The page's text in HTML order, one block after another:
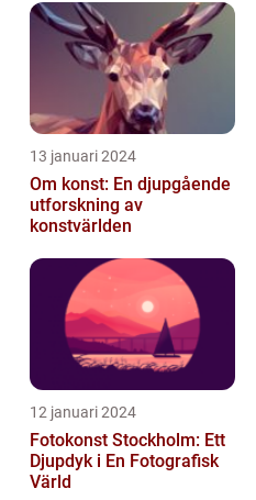
13 januari 2024
Om konst: En djupgående
utforskning av
konstvärlden
12 januari 2024
Fotokonst Stockholm: Ett
Djupdyk i En Fotografisk
Värld